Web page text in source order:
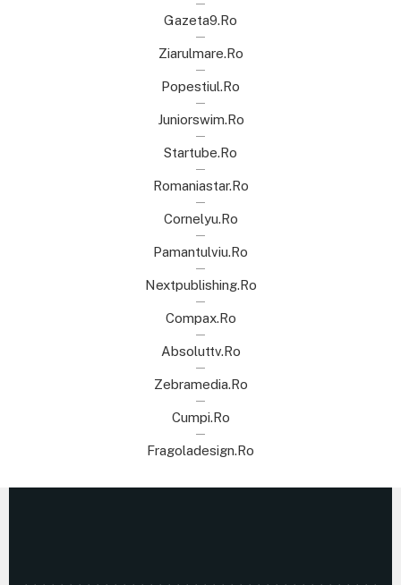
Gazeta9.ro
Ziarulmare.ro
Popestiul.ro
Juniorswim.ro
Startube.ro
Romaniastar.ro
Cornelyu.ro
Pamantulviu.ro
Nextpublishing.ro
Compax.ro
Absoluttv.ro
Zebramedia.ro
Cumpi.ro
Fragoladesign.ro